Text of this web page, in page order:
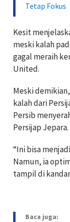
Tetap Fokus
‎Kesit
meski kalah
gagal meraih
United.
‎Meski
kalah dari
Persib
Persijap Jepara.
‎“Ini bisa
Namun, ia
tampil di
Baca juga: